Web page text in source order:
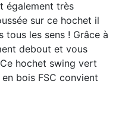
également très
sur ce hochet il
tous les sens ! Grâce à
debout et vous
hochet swing vert
bois FSC convient